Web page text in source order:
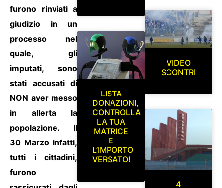
furono rinviati a
giudizio in un
processo nel
quale, gli
imputati, sono
stati accusati di
NON aver messo
in allerta la
popolazione. Il
30 Marzo infatti,
tutti i cittadini,
furono
LISTA
DONAZIONI,
CONTROLLA
LA TUA
MATRICE
E
L’IMPORTO
VERSATO!
VIDEO
SCONTRI
4